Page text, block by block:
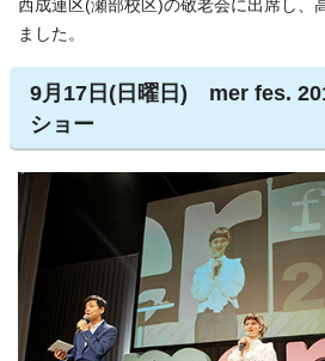
西成連区(瀬部校区)の敬老会に出席し、
ました。
9月17日(日曜日) mer fes.
ショー